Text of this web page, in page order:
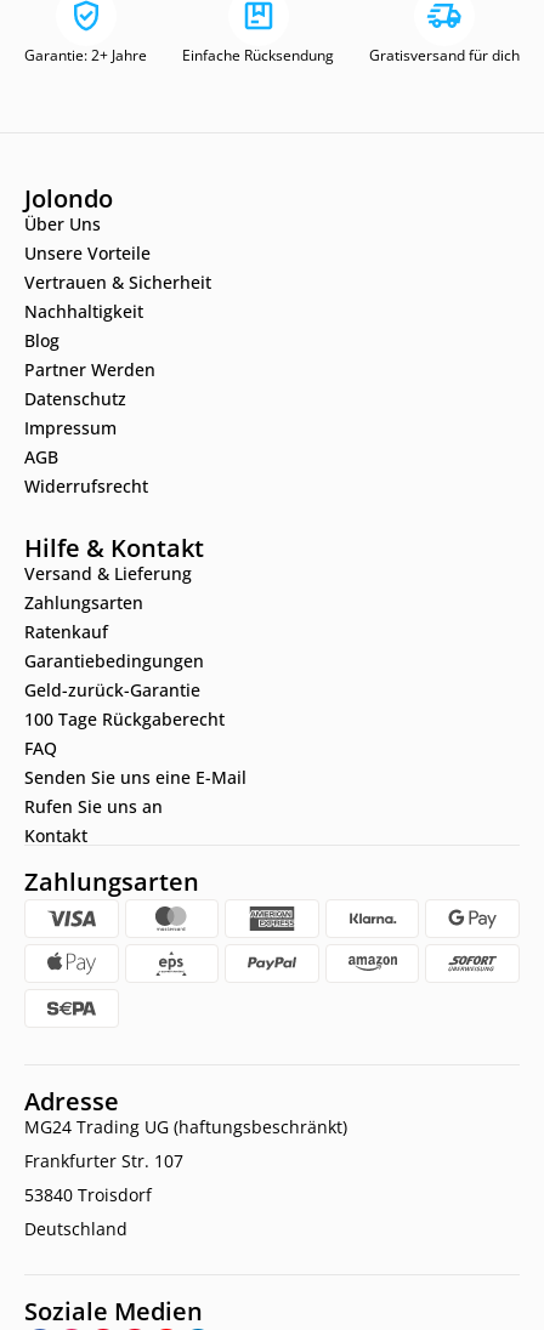
Garantie: 2+ Jahre Einfache Rücksendung Gratisversand für dich
Jolondo
Über Uns
Unsere Vorteile
Vertrauen & Sicherheit
Nachhaltigkeit
Blog
Partner Werden
Datenschutz
Impressum
AGB
Widerrufsrecht
Hilfe & Kontakt
Versand & Lieferung
Zahlungsarten
Ratenkauf
Garantiebedingungen
Geld-zurück-Garantie
100 Tage Rückgaberecht
FAQ
Senden Sie uns eine E-Mail
Rufen Sie uns an
Kontakt
Zahlungsarten
Adresse
MG24 Trading UG (haftungsbeschränkt)
Frankfurter Str. 107
53840 Troisdorf
Deutschland
Soziale Medien